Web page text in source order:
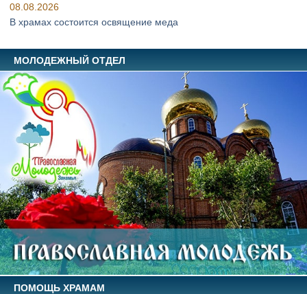
08.08.2026
В храмах состоится освящение меда
МОЛОДЕЖНЫЙ ОТДЕЛ
ПОМОЩЬ ХРАМАМ